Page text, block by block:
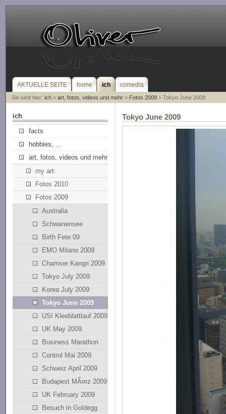
AKTUELLE SEITE home ich comedia
Sie sind hier: ich> art, fotos, videos und mehr> Fotos 2009> Tokyo June 2009
ich
facts
hobbies, ...
art, fotos, videos und mehr
my art
Fotos 2010
Fotos 2009
Australia
Schwanensee
Birth Fete 09
EMO Milano 2009
Chamser Kangri 2009
Tokyo July 2009
Korea July 2009
Tokyo June 2009
USI Kleeblattlauf 2009
UK May 2009
Business Marathon
Control Mai 2009
Schweiz April 2009
Budapest MÃ¤rz 2009
UK February 2009
Besuch in Goldegg
Tokyo June 2009